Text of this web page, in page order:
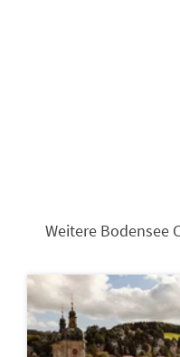
Weitere Bodensee